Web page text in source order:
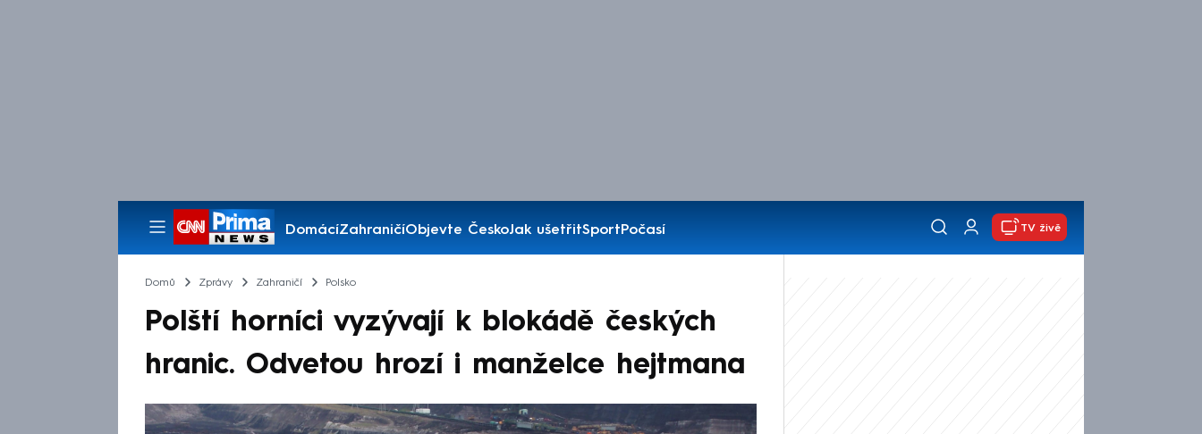
DomácíZahraničíObjevte ČeskoJak ušetřitSportPočasí
Pořady
TV živě
Domů Zprávy Zahraničí Polsko
Polští horníci vyzývají k blokádě českých
hranic. Odvetou hrozí i manželce hejtmana